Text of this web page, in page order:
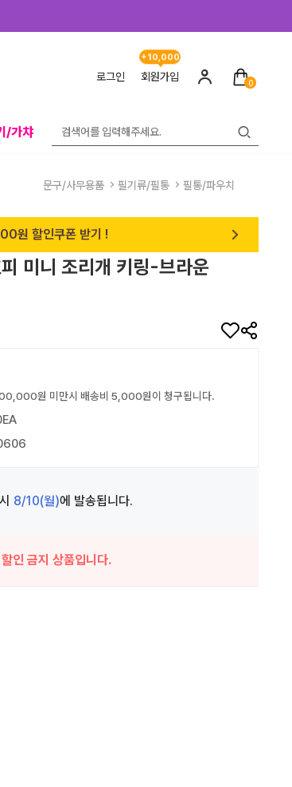
로그인 회원가입
+10,000
0
/가챠
문구/사무용품 필기류/필통 필통/파우치
원 할인쿠폰 받기 !
미니 조리개 키링-브라운
원 미만시 배송비 5,000원이 청구됩니다.
8/10(월)에 발송됩니다.
인 금지 상품입니다.